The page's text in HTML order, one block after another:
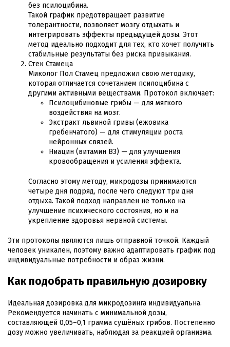
без псилоцибина.
Такой график предотвращает развитие
толерантности, позволяет мозгу отдыхать и
интегрировать эффекты предыдущей дозы. Этот
метод идеально подходит для тех, кто хочет получить
стабильные результаты без риска привыкания.
Стек Стамеца
Миколог Пол Стамец предложил свою методику,
которая отличается сочетанием псилоцибина с
другими активными веществами. Протокол включает:
Псилоцибиновые грибы — для мягкого
воздействия на мозг.
Экстракт львиной гривы (ежовика
гребенчатого) — для стимуляции роста
нейронных связей.
Ниацин (витамин B3) — для улучшения
кровообращения и усиления эффекта.
Согласно этому методу, микродозы принимаются
четыре дня подряд, после чего следуют три дня
отдыха. Такой подход направлен не только на
улучшение психического состояния, но и на
укрепление здоровья нервной системы.
Эти протоколы являются лишь отправной точкой. Каждый
человек уникален, поэтому важно адаптировать график под
индивидуальные потребности и образ жизни.
Как подобрать правильную дозировку
Идеальная дозировка для микродозинга индивидуальна.
Рекомендуется начинать с минимальной дозы,
составляющей 0,05–0,1 грамма сушёных грибов. Постепенно
дозу можно увеличивать, наблюдая за реакцией организма.